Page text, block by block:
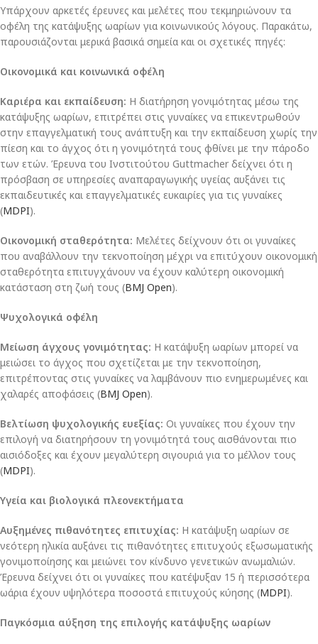
Υπάρχουν αρκετές έρευνες και μελέτες που τεκμηριώνουν τα
οφέλη της κατάψυξης ωαρίων για κοινωνικούς λόγους. Παρακάτω,
παρουσιάζονται μερικά βασικά σημεία και οι σχετικές πηγές:
Οικονομικά και κοινωνικά οφέλη
Καριέρα και εκπαίδευση: Η διατήρηση γονιμότητας μέσω της
κατάψυξης ωαρίων, επιτρέπει στις γυναίκες να επικεντρωθούν
στην επαγγελματική τους ανάπτυξη και την εκπαίδευση χωρίς την
πίεση και το άγχος ότι η γονιμότητά τους φθίνει με την πάροδο
των ετών. Έρευνα του Ινστιτούτου Guttmacher δείχνει ότι η
πρόσβαση σε υπηρεσίες αναπαραγωγικής υγείας αυξάνει τις
εκπαιδευτικές και επαγγελματικές ευκαιρίες για τις γυναίκες​
(MDPI)​.
Οικονομική σταθερότητα: Μελέτες δείχνουν ότι οι γυναίκες
που αναβάλλουν την τεκνοποίηση μέχρι να επιτύχουν οικονομική
σταθερότητα επιτυγχάνουν να έχουν καλύτερη οικονομική
κατάσταση στη ζωή τους​ (BMJ Open)​.
Ψυχολογικά οφέλη
Μείωση άγχους γονιμότητας: Η κατάψυξη ωαρίων μπορεί να
μειώσει το άγχος που σχετίζεται με την τεκνοποίηση,
επιτρέποντας στις γυναίκες να λαμβάνουν πιο ενημερωμένες και
χαλαρές αποφάσεις​ (BMJ Open)​.
Βελτίωση ψυχολογικής ευεξίας: Οι γυναίκες που έχουν την
επιλογή να διατηρήσουν τη γονιμότητά τους αισθάνονται πιο
αισιόδοξες και έχουν μεγαλύτερη σιγουριά για το μέλλον τους
(MDPI)​.
Υγεία και βιολογικά πλεονεκτήματα
Αυξημένες πιθανότητες επιτυχίας: Η κατάψυξη ωαρίων σε
νεότερη ηλικία αυξάνει τις πιθανότητες επιτυχούς εξωσωματικής
γονιμοποίησης και μειώνει τον κίνδυνο γενετικών ανωμαλιών.
Έρευνα δείχνει ότι οι γυναίκες που κατέψυξαν 15 ή περισσότερα
ωάρια έχουν υψηλότερα ποσοστά επιτυχούς κύησης​ (MDPI)​.
Παγκόσμια αύξηση της επιλογής κατάψυξης ωαρίων